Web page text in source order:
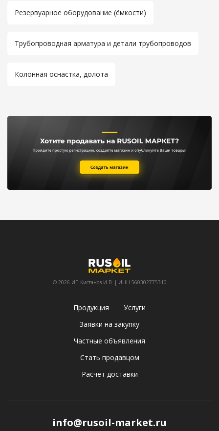
Резервуарное оборудование (ёмкости)
Трубопроводная арматура и детали трубопроводов
Колонная оснастка, долота
© 2026 ИП Кистанов И.В. | ИНН 560302775310
Продукция
Услуги
Заявки на закупку
Частные объявления
Стать продавцом
Расчет доставки
info@rusoil-market.ru